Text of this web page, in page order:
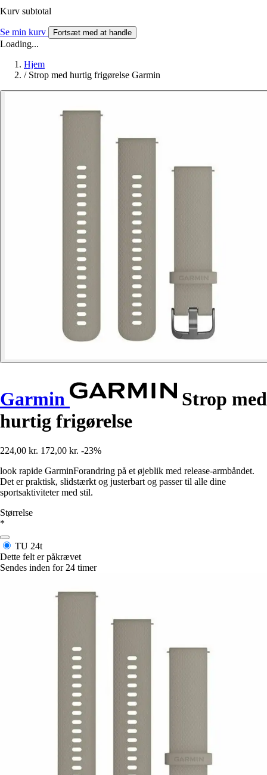
Kurv subtotal
Se min kurv Fortsæt med at handle
Loading...
Hjem
/ Strop med hurtig frigørelse Garmin
Garmin
Strop med
hurtig frigørelse
224,00 kr. 172,00 kr. -23%
look rapide GarminForandring på et øjeblik med release-armbåndet.
Det er praktisk, slidstærkt og justerbart og passer til alle dine
sportsaktiviteter med stil.
Størrelse
*
TU 24t
Dette felt er påkrævet
Sendes inden for 24 timer